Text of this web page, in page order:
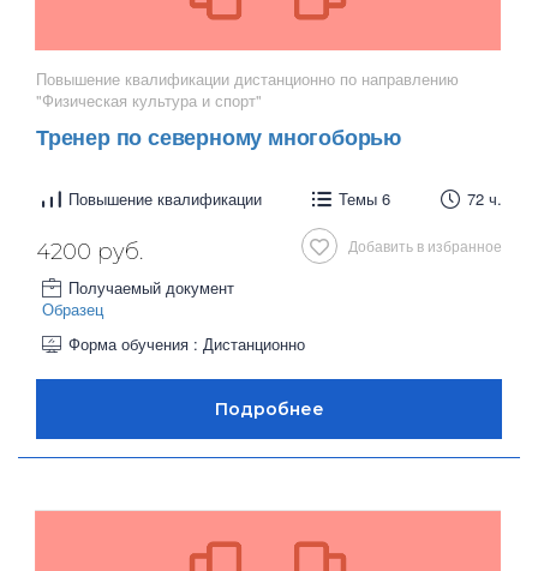
Повышение квалификации дистанционно по направлению
"Физическая культура и спорт"
Тренер по северному многоборью
Повышение квалификации Темы 6 72 ч.
Добавить в избранное
4200 руб.
Получаемый документ
Образец
Форма обучения : Дистанционно